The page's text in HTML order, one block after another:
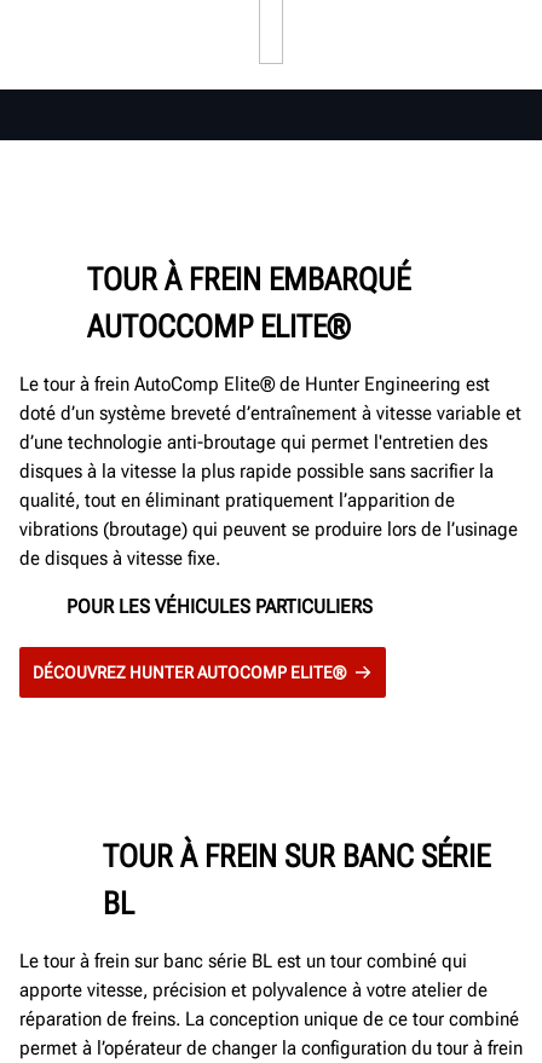
TOUR À FREIN EMBARQUÉ
AUTOCCOMP ELITE®
Le tour à frein AutoComp Elite® de Hunter Engineering est
doté d’un système breveté d’entraînement à vitesse variable et
d’une technologie anti-broutage qui permet l'entretien des
disques à la vitesse la plus rapide possible sans sacrifier la
qualité, tout en éliminant pratiquement l’apparition de
vibrations (broutage) qui peuvent se produire lors de l’usinage
de disques à vitesse fixe.
POUR LES VÉHICULES PARTICULIERS
DÉCOUVREZ HUNTER AUTOCOMP ELITE®
TOUR À FREIN SUR BANC SÉRIE
BL
Le tour à frein sur banc série BL est un tour combiné qui
apporte vitesse, précision et polyvalence à votre atelier de
réparation de freins. La conception unique de ce tour combiné
permet à l’opérateur de changer la configuration du tour à frein